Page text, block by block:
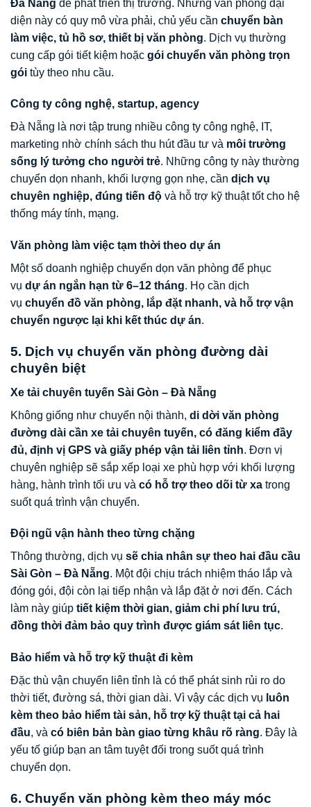
Đà Nẵng để phát triển thị trường. Những văn phòng đại
diện này có quy mô vừa phải, chủ yếu cần chuyển bàn
làm việc, tủ hồ sơ, thiết bị văn phòng. Dịch vụ thường
cung cấp gói tiết kiệm hoặc gói chuyển văn phòng trọn
gói tùy theo nhu cầu.
Công ty công nghệ, startup, agency
Đà Nẵng là nơi tập trung nhiều công ty công nghệ, IT,
marketing nhờ chính sách thu hút đầu tư và môi trường
sống lý tưởng cho người trẻ. Những công ty này thường
chuyển dọn nhanh, khối lượng gọn nhẹ, cần dịch vụ
chuyên nghiệp, đúng tiến độ và hỗ trợ kỹ thuật tốt cho hệ
thống máy tính, mạng.
Văn phòng làm việc tạm thời theo dự án
Một số doanh nghiệp chuyển dọn văn phòng để phục
vụ dự án ngắn hạn từ 6–12 tháng. Họ cần dịch
vụ chuyển đồ văn phòng, lắp đặt nhanh, và hỗ trợ vận
chuyển ngược lại khi kết thúc dự án.
5. Dịch vụ chuyển văn phòng đường dài
chuyên biệt
Xe tải chuyên tuyến Sài Gòn – Đà Nẵng
Không giống như chuyển nội thành, di dời văn phòng
đường dài cần xe tải chuyên tuyến, có đăng kiểm đầy
đủ, định vị GPS và giấy phép vận tải liên tỉnh. Đơn vị
chuyên nghiệp sẽ sắp xếp loại xe phù hợp với khối lượng
hàng, hành trình tối ưu và có hỗ trợ theo dõi từ xa trong
suốt quá trình vận chuyển.
Đội ngũ vận hành theo từng chặng
Thông thường, dịch vụ sẽ chia nhân sự theo hai đầu cầu
Sài Gòn – Đà Nẵng. Một đội chịu trách nhiệm tháo lắp và
đóng gói, đội còn lại tiếp nhận và lắp đặt ở nơi đến. Cách
làm này giúp tiết kiệm thời gian, giảm chi phí lưu trú,
đồng thời đảm bảo quy trình được giám sát liên tục.
Bảo hiểm và hỗ trợ kỹ thuật đi kèm
Đặc thù vận chuyển liên tỉnh là có thể phát sinh rủi ro do
thời tiết, đường sá, thời gian dài. Vì vậy các dịch vụ luôn
kèm theo bảo hiểm tài sản, hỗ trợ kỹ thuật tại cả hai
đầu, và có biên bản bàn giao từng khâu rõ ràng. Đây là
yếu tố giúp bạn an tâm tuyệt đối trong suốt quá trình
chuyển dọn.
6. Chuyển văn phòng kèm theo máy móc